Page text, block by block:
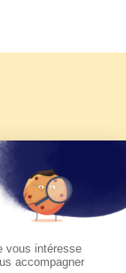
de KTO
Léon
KTO le